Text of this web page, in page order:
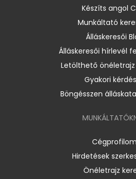
Készíts angol
Munkáltató
Álláskeresői
Álláskeresői hírlevél
Letölthető
Gyakori
Böngésszen
Cégprofilom
Hirdetések
Önéletrajz